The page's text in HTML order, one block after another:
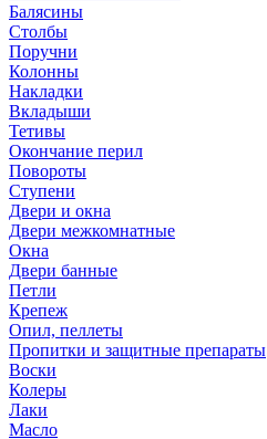
Балясины
Столбы
Поручни
Колонны
Накладки
Вкладыши
Тетивы
Окончание перил
Повороты
Ступени
Двери и окна
Двери межкомнатные
Окна
Двери банные
Петли
Крепеж
Опил, пеллеты
Пропитки и защитные препараты
Воски
Колеры
Лаки
Масло